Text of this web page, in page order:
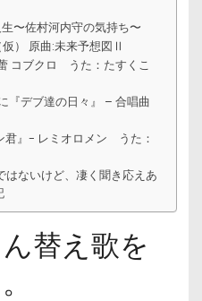
〜佐村河内守の気持ち〜
仮） 原曲:未来予想図Ⅱ
コブクロ うた：たすくこ
『デブ達の日々』 – 合唱曲
君』- レミオロメン うた：
はないけど、凄く聞き応えあ
替え歌を